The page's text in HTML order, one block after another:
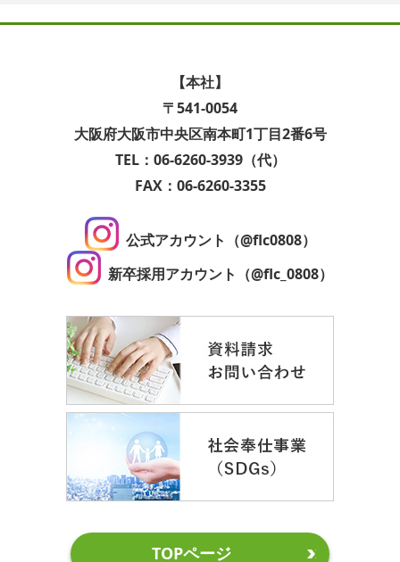
【本社】
〒541-0054
大阪府大阪市中央区南本町1丁目2番6号
TEL：06-6260-3939（代）
FAX：06-6260-3355
公式アカウント（@flc0808）
新卒採用アカウント（@flc_0808）
TOPページ